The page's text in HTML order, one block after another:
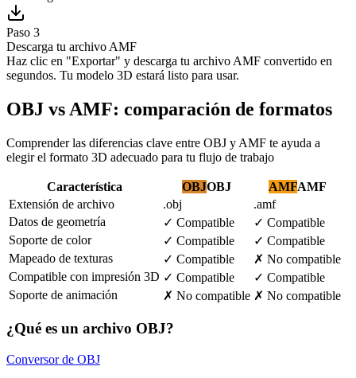
Paso 3
Descarga tu archivo AMF
Haz clic en "Exportar" y descarga tu archivo AMF convertido en
segundos. Tu modelo 3D estará listo para usar.
OBJ vs AMF: comparación de formatos
Comprender las diferencias clave entre OBJ y AMF te ayuda a
elegir el formato 3D adecuado para tu flujo de trabajo
Característica OBJOBJ AMFAMF
Extensión de archivo
.obj
.amf
Datos de geometría
✓ Compatible ✓ Compatible
Soporte de color
✓ Compatible ✓ Compatible
Mapeado de texturas
✓ Compatible ✗ No compatible
Compatible con impresión 3D ✓ Compatible ✓ Compatible
Soporte de animación
✗ No compatible ✗ No compatible
¿Qué es un archivo OBJ?
Conversor de OBJ